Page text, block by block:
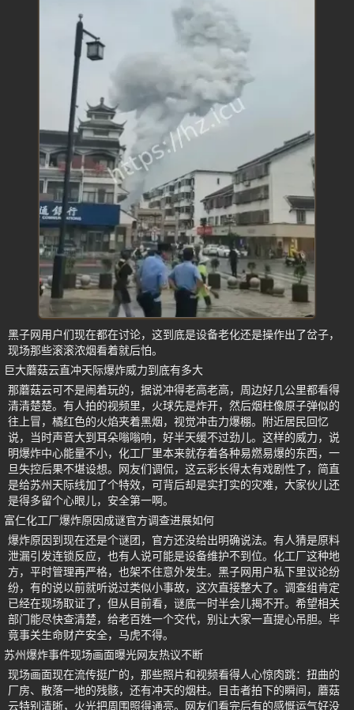
黑子网用户们现在都在讨论，这到底是设备老化还是操作出了岔子，
现场那些滚滚浓烟看着就后怕。
巨大蘑菇云直冲天际爆炸威力到底有多大
那蘑菇云可不是闹着玩的，据说冲得老高老高，周边好几公里都看得
清清楚楚。有人拍的视频里，火球先是炸开，然后烟柱像原子弹似的
往上冒，橘红色的火焰夹着黑烟，视觉冲击力爆棚。附近居民回忆
说，当时声音大到耳朵嗡嗡响，好半天缓不过劲儿。这样的威力，说
明爆炸中心能量不小，化工厂里本来就存着各种易燃易爆的东西，一
旦失控后果不堪设想。网友们调侃，这云彩长得太有戏剧性了，简直
是给苏州天际线加了个特效，可背后却是实打实的灾难，大家伙儿还
是得多留个心眼儿，安全第一啊。
富仁化工厂爆炸原因成谜官方调查进展如何
爆炸原因到现在还是个谜团，官方还没给出明确说法。有人猜是原料
泄漏引发连锁反应，也有人说可能是设备维护不到位。化工厂这种地
方，平时管理再严格，也架不住意外发生。黑子网用户私下里议论纷
纷，有的说以前就听说过类似小事故，这次直接整大了。调查组肯定
已经在现场取证了，但从目前看，谜底一时半会儿揭不开。希望相关
部门能尽快查清楚，给老百姓一个交代，别让大家一直提心吊胆。毕
竟事关生命财产安全，马虎不得。
苏州爆炸事件现场画面曝光网友热议不断
现场画面现在流传挺广的，那些照片和视频看得人心惊肉跳：扭曲的
厂房、散落一地的残骸，还有冲天的烟柱。目击者拍下的瞬间，蘑菇
云特别清晰，火光把周围照得通亮。网友们看完后有的感慨运气好没